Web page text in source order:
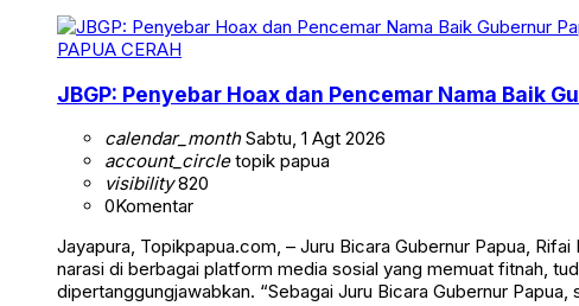
PAPUA CERAH
JBGP: Penyebar Hoax dan Pencemar Nama Baik
calendar_monthSabtu, 1 Agt 2026
account_circletopik papua
visibility820
0Komentar
Jayapura, Topikpapua.com, – Juru Bicara Gubernur Papua,
narasi di berbagai platform media sosial yang memuat fitnah,
dipertanggungjawabkan. “Sebagai Juru Bicara Gubernur